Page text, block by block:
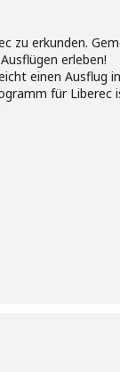
zu erkunden.
erleben!
einen Ausflug
für